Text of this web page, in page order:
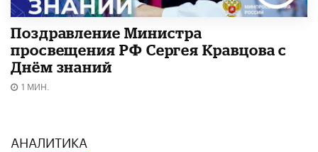
Поздравление Министра
просвещения РФ Сергея Кравцова с
Днём знаний
1 МИН.
АНАЛИТИКА